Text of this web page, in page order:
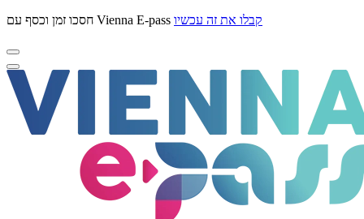
חסכו זמן וכסף עם Vienna E-pass קבלו את זה עכשיו